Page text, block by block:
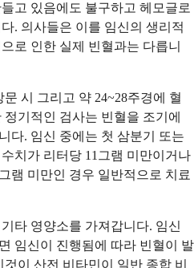
고 있음에도 불구하고 헤모글로
. 의사들은 이를 임신의 생리적
로 인한 실제 빈혈과는 다릅니
시 그리고 약 24~28주경에 혈
기적인 검사는 빈혈을 조기에
다. 임신 중에는 첫 삼분기 또는
치가 리터당 11그램 미만이거나
램 미만인 경우 일반적으로 치료
타 영양소를 가져갑니다. 임신
임신이 진행됨에 따라 빈혈이 발
이 산전 비타민이 일반 종합 비